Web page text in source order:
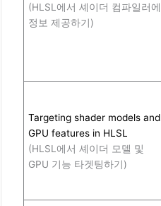
(HLSL에서 셰이더 컴파일러에
정보 제공하기)
Targeting shader models and
GPU features in HLSL
(HLSL에서 셰이더 모델 및
GPU 기능 타겟팅하기)